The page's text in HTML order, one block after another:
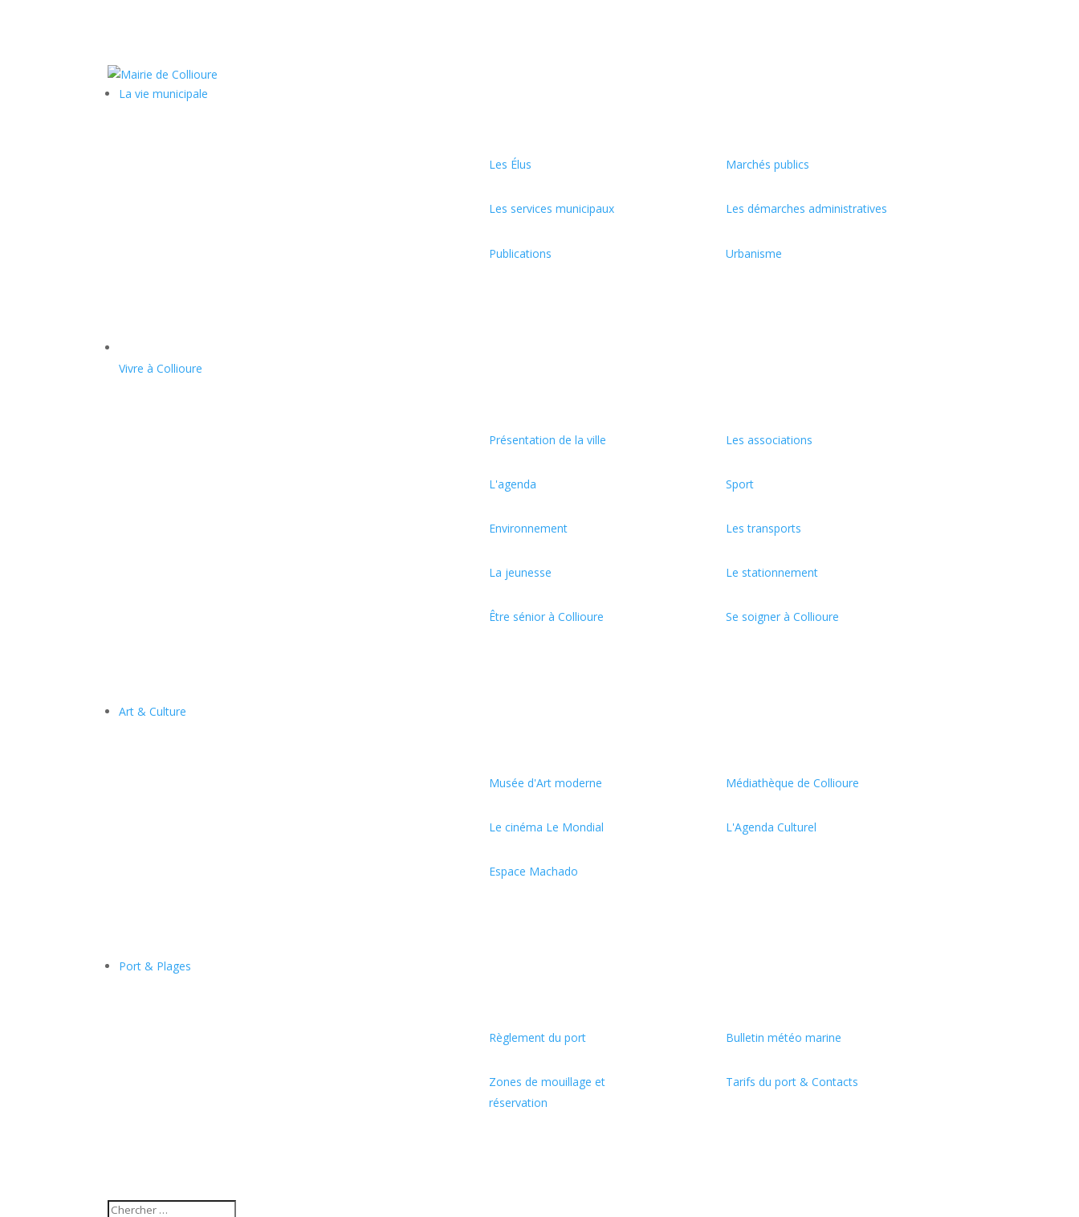
La vie municipale
Les Élus
Les services municipaux
Publications
Marchés publics
Les démarches administratives
Urbanisme
Vivre à Collioure
Présentation de la ville
L'agenda
Environnement
La jeunesse
Être sénior à Collioure
Les associations
Sport
Les transports
Le stationnement
Se soigner à Collioure
Art & Culture
Musée d'Art moderne
Le cinéma Le Mondial
Espace Machado
Médiathèque de Collioure
L'Agenda Culturel
Port & Plages
Règlement du port
Zones de mouillage et
réservation
Bulletin météo marine
Tarifs du port & Contacts